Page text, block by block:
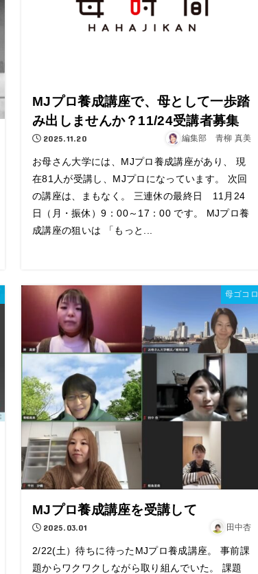
MJプロ養成講座で、母として一歩踏
み出しませんか？11/24受講者募集
2025.11.20 編集部 青柳 真美
お母さん大学には、MJプロ養成講座があり、 現
在81人が受講し、MJプロになっています。 次回
の講座は、まもなく。 三連休の最終日 11月24
日（月・振休）9：00～17：00 です。 MJプロ養
成講座の狙いは 「もっと...
母ゴコロ
MJプロ養成講座を受講して
2025.03.01 田中杏
2/22(土）待ちに待ったMJプロ養成講座。 事前課
題からワクワクしながら取り組んでいた。 課題